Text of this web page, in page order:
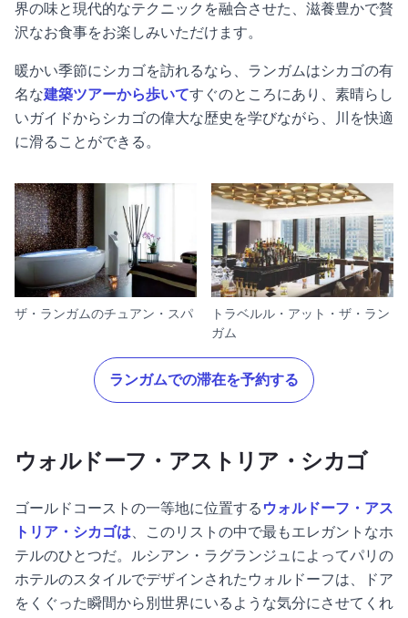
界の味と現代的なテクニックを融合させた、滋養豊かで贅
沢なお食事をお楽しみいただけます。
暖かい季節にシカゴを訪れるなら、ランガムはシカゴの有
名な建築ツアーから歩いてすぐのところにあり、素晴らし
いガイドからシカゴの偉大な歴史を学びながら、川を快適
に滑ることができる。
ザ・ランガムのチュアン・スパ
トラベルル・アット・ザ・ラン
ガム
ランガムでの滞在を予約する
ウォルドーフ・アストリア・シカゴ
ゴールドコーストの一等地に位置する ウォルドーフ・アス
トリア・シカゴは、このリストの中で最もエレガントなホ
テルのひとつだ。ルシアン・ラグランジュによってパリの
ホテルのスタイルでデザインされたウォルドーフは、ドア
をくぐった瞬間から別世界にいるような気分にさせてくれ